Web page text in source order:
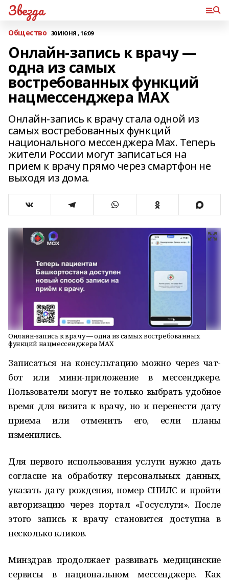
Звезда
Общество 30 ИЮНЯ , 16:09
Онлайн-запись к врачу —
одна из самых
востребованных функций
нацмессенджера MАХ
Онлайн-запись к врачу стала одной из
самых востребованных функций
национального мессенджера Max. Теперь
жители России могут записаться на
прием к врачу прямо через смартфон не
выходя из дома.
Онлайн-запись к врачу — одна из самых востребованных
функций нацмессенджера MАХ
Записаться на консультацию можно через чат-
бот или мини-приложение в мессенджере.
Пользователи могут не только выбрать удобное
время для визита к врачу, но и перенести дату
приема или отменить его, если планы
изменились.
Для первого использования услуги нужно дать
согласие на обработку персональных данных,
указать дату рождения, номер СНИЛС и пройти
авторизацию через портал «Госуслуги». После
этого запись к врачу становится доступна в
несколько кликов.
Минздрав продолжает развивать медицинские
сервисы в национальном мессенджере. Как